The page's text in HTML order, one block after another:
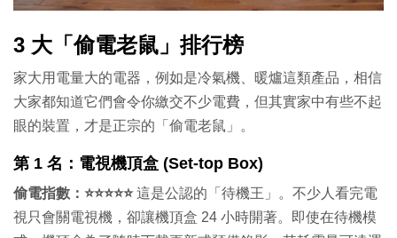
3 大「偷電老鼠」排行榜
家大用電量大的電器，例如是冷氣機、暖爐這類產品，相信
大家都知道它們會令你繳交不少電費，但其實家中有些不起
眼的裝置，才是正宗的「偷電老鼠」。
第 1 名：電視機頂盒 (Set-top Box)
偷電指數：⭐⭐⭐⭐⭐這是公認的「待機王」。不少人看完電
視只會關電視機，卻讓機頂盒 24 小時開著。即使在待機模